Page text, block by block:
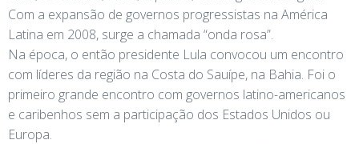
Com a expansão de governos progressistas na América
Latina em 2008, surge a chamada “onda rosa”.
Na época, o então presidente Lula convocou um encontro
com líderes da região na Costa do Sauípe, na Bahia. Foi o
primeiro grande encontro com governos latino-americanos
e caribenhos sem a participação dos Estados Unidos ou
Europa.